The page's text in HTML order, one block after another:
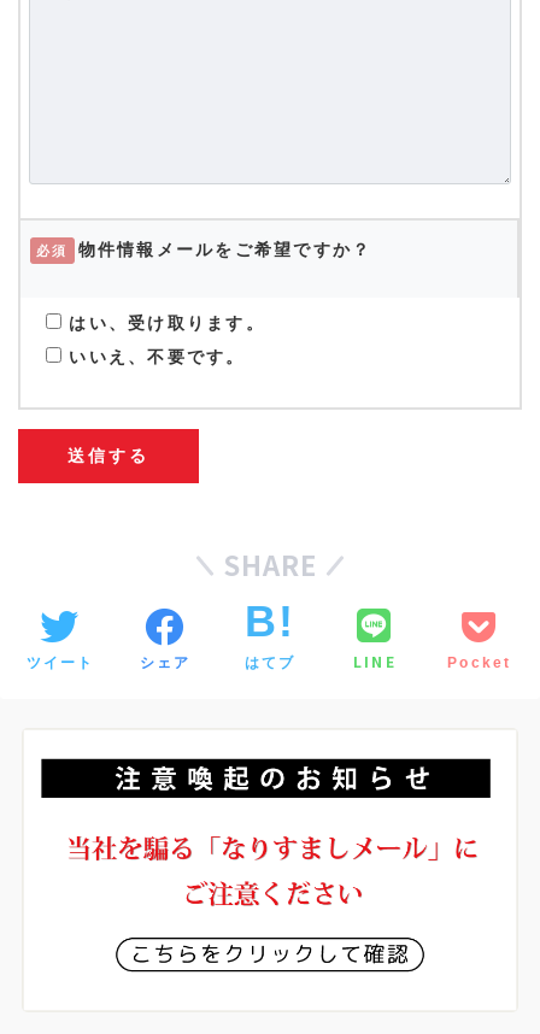
必須 物件情報メールをご希望ですか？
はい、受け取ります。
いいえ、不要です。
SHARE
ツイート シェア はてブ LINE Pocket